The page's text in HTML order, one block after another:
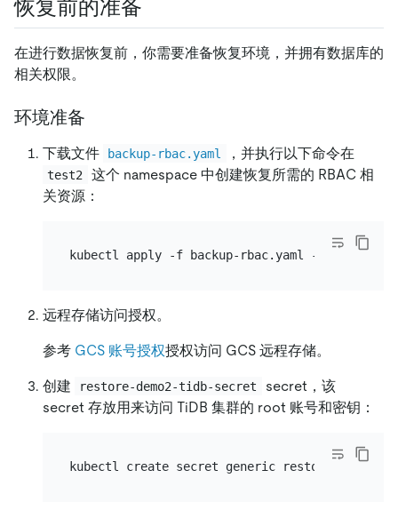
恢复前的准备
在进行数据恢复前，你需要准备恢复环境，并拥有数据库的
相关权限。
环境准备
下载文件 backup-rbac.yaml ，并执行以下命令在
test2
这个 namespace 中创建恢复所需的 RBAC 相
关资源：
kubectl apply -f backup-rbac.yaml -n test2
远程存储访问授权。
参考 GCS 账号授权授权访问 GCS 远程存储。
创建 restore-demo2-tidb-secret
secret，该
secret 存放用来访问 TiDB 集群的 root 账号和密钥：
kubectl create secret generic restore-